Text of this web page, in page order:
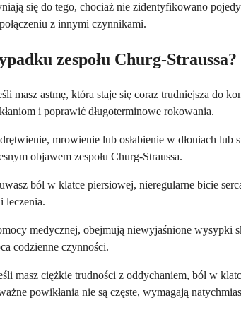
się do tego, chociaż nie zidentyfikowano
z innymi czynnikami.
zespołu Churg-Straussa?
masz astmę, która staje się coraz trudniejsza
i poprawić długoterminowe rokowania.
mrowienie lub osłabienie w dłoniach
objawem zespołu Churg-Straussa.
ból w klatce piersiowej, nieregularne bicie
leczenia.
medycznej, obejmują niewyjaśnione
codzienne czynności.
masz ciężkie trudności z oddychaniem, ból w
powikłania nie są częste, wymagają